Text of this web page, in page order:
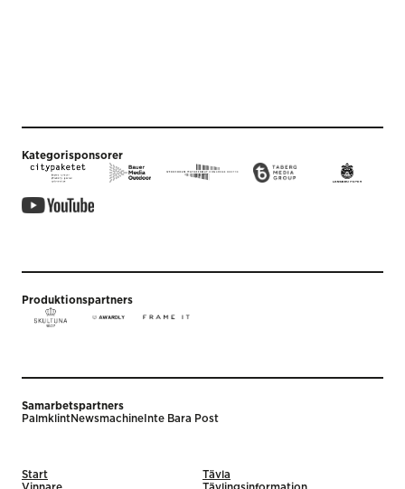
Kategorisponsorer
Produktionspartners
Samarbetspartners
PalmklintNewsmachine Inte Bara Post
Start
Tävla